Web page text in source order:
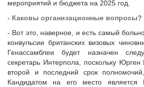
мероприятий и бюджета на 2025 год.
- Каковы организационные вопросы?
- Вот это, наверное, и есть самый
конвульсии британских визовых
Генассамблеи будет назначен
секретарь Интерпола, поскольку
второй и последний срок
Кандидатом на его место является